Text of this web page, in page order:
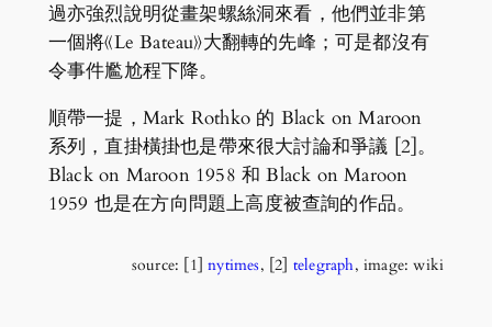
過亦強烈說明從畫架螺絲洞來看，他們並非第
一個將《Le Bateau》大翻轉的先峰；可是都沒有
令事件尷尬程下降。
順帶一提，Mark Rothko 的 Black on Maroon
系列，直掛橫掛也是帶來很大討論和爭議 [2]。
Black on Maroon 1958 和 Black on Maroon
1959 也是在方向問題上高度被查詢的作品。
source: [1]nytimes, [2] telegraph, image: wiki